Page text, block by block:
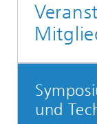
und